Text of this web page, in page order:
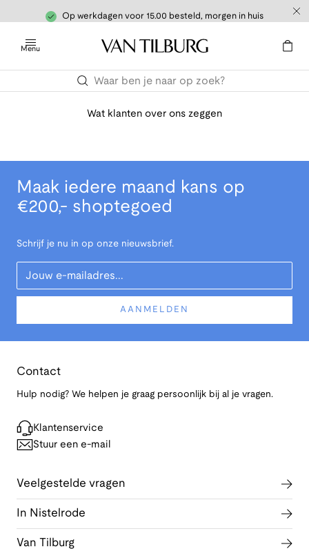
Op werkdagen voor 15.00 besteld, morgen in huis
Menu
Wat klanten over ons zeggen
Maak iedere maand kans op
€200,- shoptegoed
Schrijf je nu in op onze nieuwsbrief.
Your Email
AANMELDEN
Contact
Hulp nodig? We helpen je graag persoonlijk bij al je vragen.
Klantenservice
Stuur een e-mail
Veelgestelde vragen
In Nistelrode
Van Tilburg